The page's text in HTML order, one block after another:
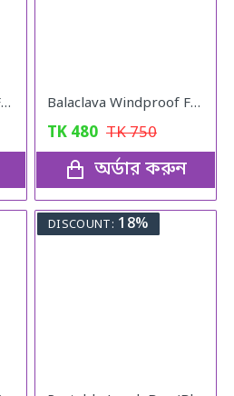
Balaclava Windproof Full Face Mask (Gray) Balaclava Windproof Full Face Mask (Black)
TK 480 TK750
অর্ডার করুন
DISCOUNT: 18%